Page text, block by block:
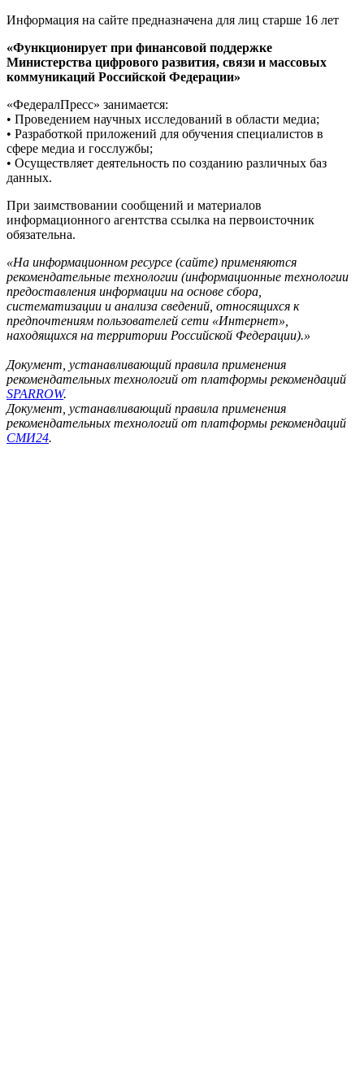
Информация на сайте предназначена для лиц старше 16 лет
«Функционирует при финансовой поддержке
Министерства цифрового развития, связи и массовых
коммуникаций Российской Федерации»
«ФедералПресс» занимается:
• Проведением научных исследований в области медиа;
• Разработкой приложений для обучения специалистов в
сфере медиа и госслужбы;
• Осуществляет деятельность по созданию различных баз
данных.
При заимствовании сообщений и материалов
информационного агентства ссылка на первоисточник
обязательна.
«На информационном ресурсе (сайте) применяются
рекомендательные технологии (информационные технологии
предоставления информации на основе сбора,
систематизации и анализа сведений, относящихся к
предпочтениям пользователей сети «Интернет»,
находящихся на территории Российской Федерации).»
Документ, устанавливающий правила применения
рекомендательных технологий от платформы рекомендаций
SPARROW.
Документ, устанавливающий правила применения
рекомендательных технологий от платформы рекомендаций
СМИ24.